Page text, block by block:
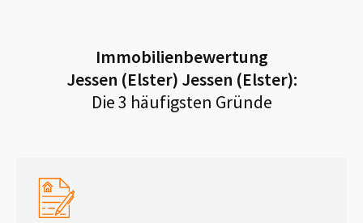
Immobilienbewertung
Jessen (Elster) Jessen (Elster):
Die 3 häufigsten Gründe